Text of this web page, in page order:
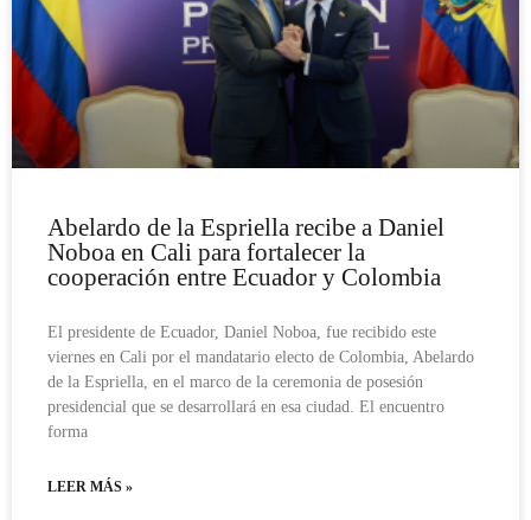
Abelardo de la Espriella recibe a Daniel
Noboa en Cali para fortalecer la
cooperación entre Ecuador y Colombia
El presidente de Ecuador, Daniel Noboa, fue recibido este
viernes en Cali por el mandatario electo de Colombia, Abelardo
de la Espriella, en el marco de la ceremonia de posesión
presidencial que se desarrollará en esa ciudad. El encuentro
forma
LEER MÁS »